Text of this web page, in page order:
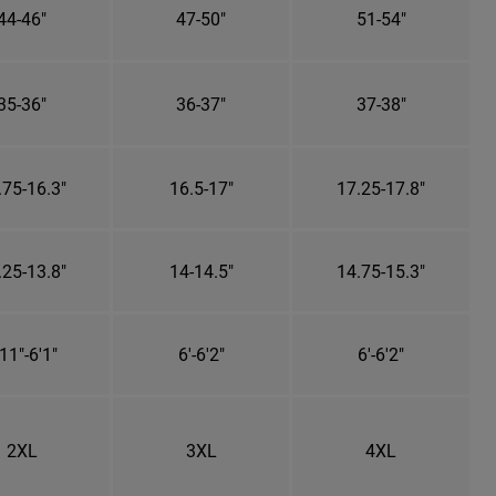
46" 47-50" 51-54"
36" 36-37" 37-38"
16.3" 16.5-17" 17.25-17.8"
13.8" 14-14.5" 14.75-15.3"
6'1" 6'-6'2" 6'-6'2"
2XL 3XL 4XL